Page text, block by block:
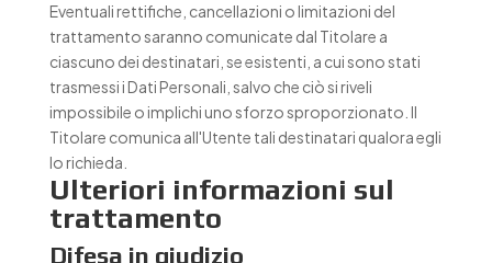
Eventuali rettifiche, cancellazioni o limitazioni del
trattamento saranno comunicate dal Titolare a
ciascuno dei destinatari, se esistenti, a cui sono stati
trasmessi i Dati Personali, salvo che ciò si riveli
impossibile o implichi uno sforzo sproporzionato. Il
Titolare comunica all'Utente tali destinatari qualora egli
lo richieda.
Ulteriori informazioni sul
trattamento
Difesa in giudizio